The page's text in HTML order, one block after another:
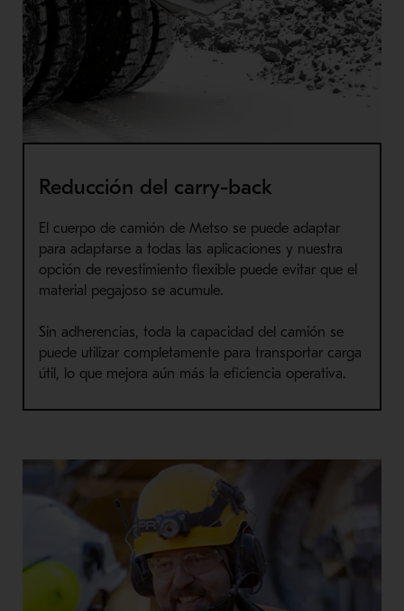
Reducción del carry-back
El cuerpo de camión de Metso se puede adaptar
para adaptarse a todas las aplicaciones y nuestra
opción de revestimiento flexible puede evitar que el
material pegajoso se acumule.
Sin adherencias, toda la capacidad del camión se
puede utilizar completamente para transportar carga
útil, lo que mejora aún más la eficiencia operativa.